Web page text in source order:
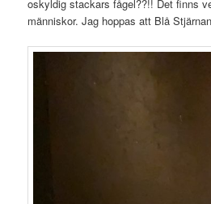
oskyldig stackars fågel??!! Det finns
människor. Jag hoppas att Blå